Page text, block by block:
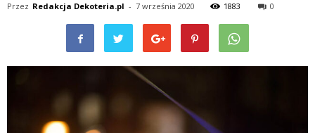
Przez Redakcja Dekoteria.pl - 7 września 2020 1883 0